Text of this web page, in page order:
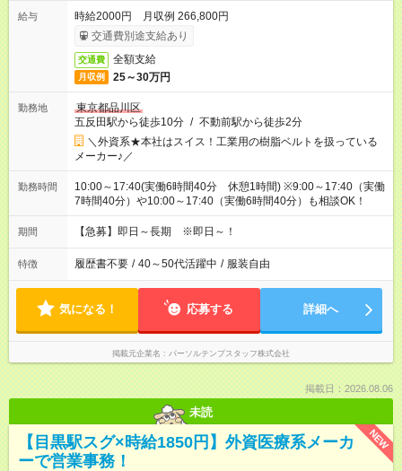
給与
時給2000円 月収例 266,800円
交通費別途支給あり
交通費 全額支給
月収例 25～30万円
勤務地
東京都品川区
五反田駅から徒歩10分 / 不動前駅から徒歩2分
＼外資系★本社はスイス！工業用の樹脂ベルトを扱っている
メーカー♪／
勤務時間
10:00～17:40(実働6時間40分 休憩1時間) ※9:00～17:40（実働
7時間40分）や10:00～17:40（実働6時間40分）も相談OK！
期間 【急募】即日～長期 ※即日～！
特徴 履歴書不要 / 40～50代活躍中 / 服装自由
気になる！ 応募する 詳細へ
掲載元企業名 パーソルテンプスタッフ株式会社
掲載日：2026.08.06
未読
NEW
【目黒駅スグ×時給1850円】外資医療系メーカ
ーで営業事務！